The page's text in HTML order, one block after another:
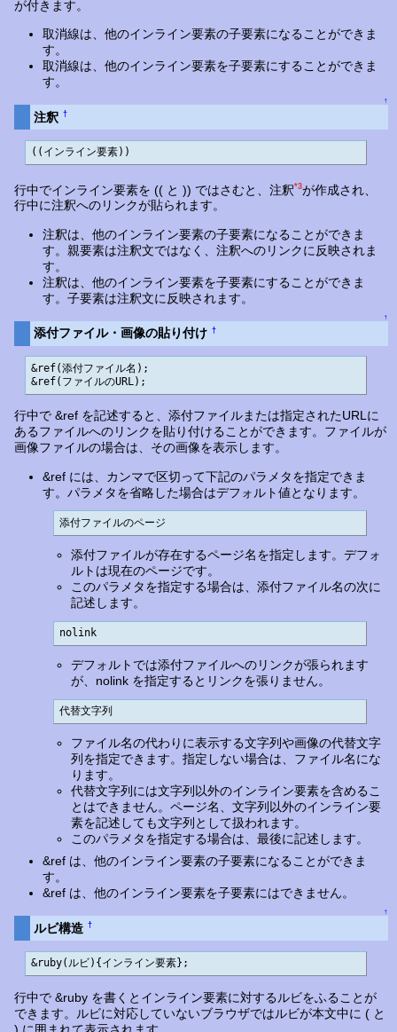
が付きます。
取消線は、他のインライン要素の子要素になることができま
す。
取消線は、他のインライン要素を子要素にすることができま
す。
↑
注釈 †
((インライン要素))
行中でインライン要素を (( と )) ではさむと、注釈*3が作成され、
行中に注釈へのリンクが貼られます。
注釈は、他のインライン要素の子要素になることができま
す。親要素は注釈文ではなく、注釈へのリンクに反映されま
す。
注釈は、他のインライン要素を子要素にすることができま
す。子要素は注釈文に反映されます。
↑
添付ファイル・画像の貼り付け †
&ref(添付ファイル名);
&ref(ファイルのURL);
行中で &ref を記述すると、添付ファイルまたは指定されたURLに
あるファイルへのリンクを貼り付けることができます。ファイルが
画像ファイルの場合は、その画像を表示します。
&ref には、カンマで区切って下記のパラメタを指定できま
す。パラメタを省略した場合はデフォルト値となります。
添付ファイルのページ
添付ファイルが存在するページ名を指定します。デフォ
ルトは現在のページです。
このパラメタを指定する場合は、添付ファイル名の次に
記述します。
nolink
デフォルトでは添付ファイルへのリンクが張られます
が、nolink を指定するとリンクを張りません。
代替文字列
ファイル名の代わりに表示する文字列や画像の代替文字
列を指定できます。指定しない場合は、ファイル名にな
ります。
代替文字列には文字列以外のインライン要素を含めるこ
とはできません。ページ名、文字列以外のインライン要
素を記述しても文字列として扱われます。
このパラメタを指定する場合は、最後に記述します。
&ref は、他のインライン要素の子要素になることができま
す。
&ref は、他のインライン要素を子要素にはできません。
↑
ルビ構造 †
&ruby(ルビ){インライン要素};
行中で &ruby を書くとインライン要素に対するルビをふることが
できます。ルビに対応していないブラウザではルビが本文中に ( と
) に囲まれて表示されます。